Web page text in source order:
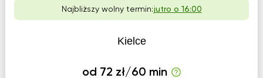
Najbliższy wolny termin:jutro o 16:00
Kielce
od 72 zł/60 min